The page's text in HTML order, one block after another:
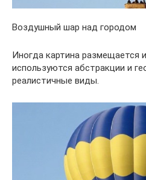
Воздушный шар над городом
Иногда картина размещается
используются абстракции и
реалистичные виды.